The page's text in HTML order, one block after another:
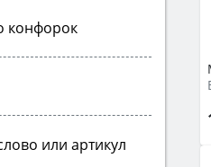
конфорок
или артикул